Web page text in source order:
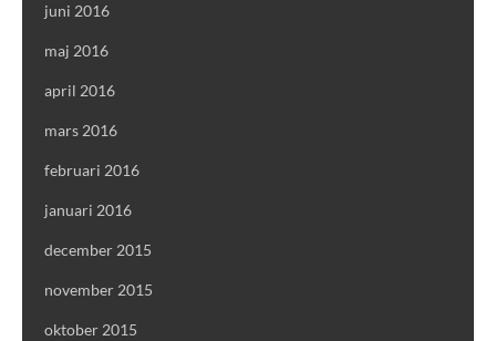
juni 2016
maj 2016
april 2016
mars 2016
februari 2016
januari 2016
december 2015
november 2015
oktober 2015